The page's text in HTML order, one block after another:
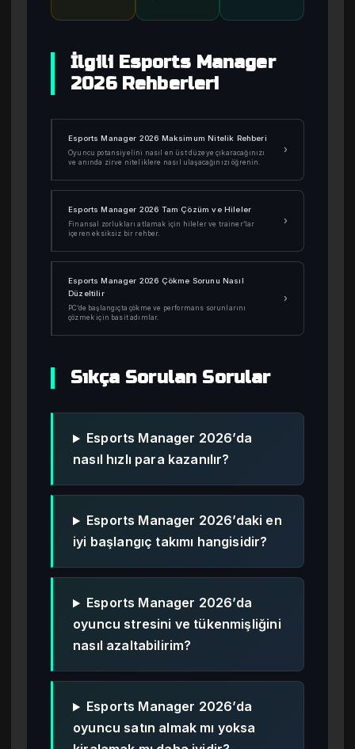
İlgili Esports Manager
2026 Rehberleri
Esports Manager 2026 Maksimum Nitelik Rehberi
Oyuncu potansiyelini nasıl en üst düzeye çıkaracağınızı
ve anında zirve niteliklere nasıl ulaşacağınızı öğrenin.
›
Esports Manager 2026 Tam Çözüm ve Hileler
Finansal zorlukları atlamak için hileler ve trainer’lar
içeren eksiksiz bir rehber.
›
Esports Manager 2026 Çökme Sorunu Nasıl
Düzeltilir
PC’de başlangıçta çökme ve performans sorunlarını
çözmek için basit adımlar.
›
Sıkça Sorulan Sorular
Esports Manager 2026’da
nasıl hızlı para kazanılır?
Esports Manager 2026’daki en
iyi başlangıç takımı hangisidir?
Esports Manager 2026’da
oyuncu stresini ve tükenmişliğini
nasıl azaltabilirim?
Esports Manager 2026’da
oyuncu satın almak mı yoksa